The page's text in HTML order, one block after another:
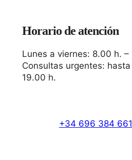
Horario de atención
Lunes a viernes: 8.00 h. –
Consultas urgentes: hasta
19.00 h.
+34 696 384 661